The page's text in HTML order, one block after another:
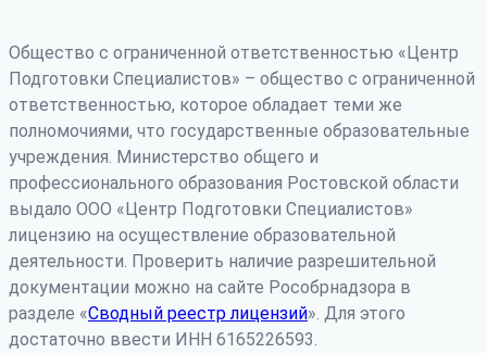
Общество с ограниченной ответственностью «Центр
Подготовки Специалистов» – общество с ограниченной
ответственностью, которое обладает теми же
полномочиями, что государственные образовательные
учреждения. Министерство общего и
профессионального образования Ростовской области
выдало ООО «Центр Подготовки Специалистов»
лицензию на осуществление образовательной
деятельности. Проверить наличие разрешительной
документации можно на сайте Рособрнадзора в
разделе «Сводный реестр лицензий». Для этого
достаточно ввести ИНН 6165226593.